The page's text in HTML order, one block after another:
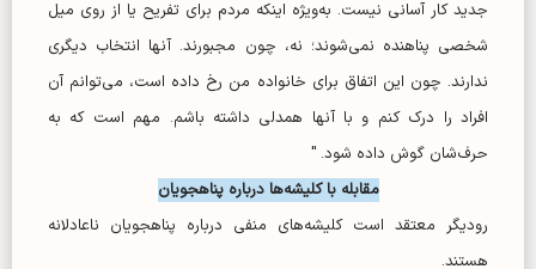
جدید کار آسانی نیست. به‌ویژه اینکه مردم برای تفریح یا از روی میل
شخصی پناهنده نمی‌شوند؛ نه، چون مجبورند. آنها انتخاب دیگری
ندارند. چون این اتفاق برای خانواده من رخ داده است، می‌توانم آن
افراد را درک کنم و با آ‌نها همدلی داشته باشم. مهم است که به
حرف‌شان گوش داده شود. "
مقابله با کلیشه‌ها درباره پناهجویان
رودیگر معتقد است کلیشه‌های منفی درباره پناهجویان ناعادلانه
هستند.